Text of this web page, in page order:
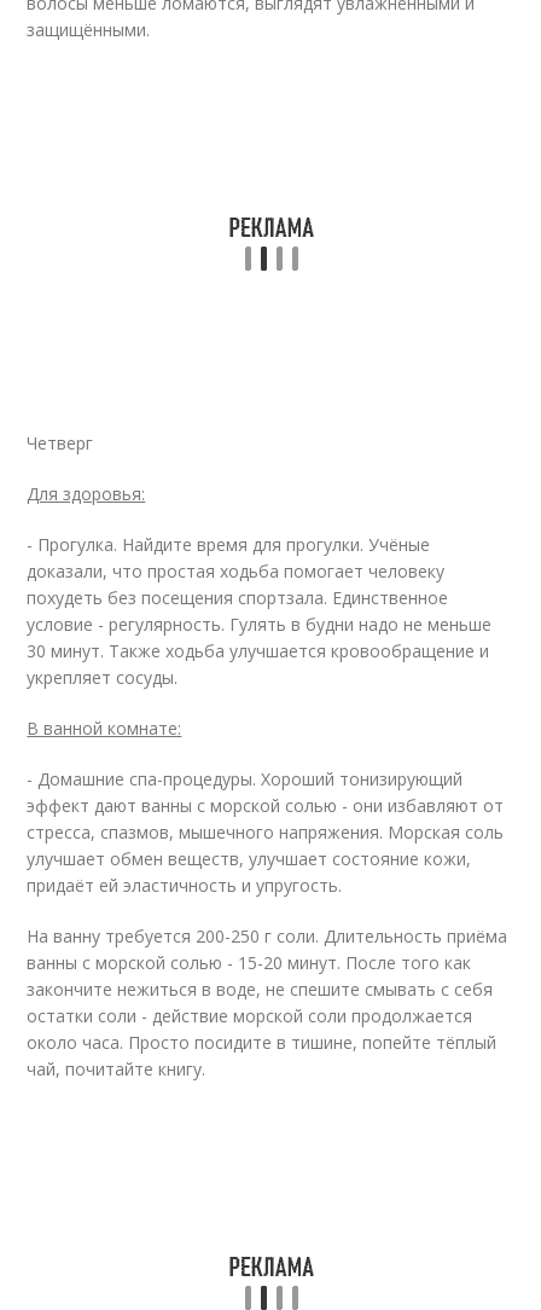
защищёнными.
Четверг
Для здоровья:
- Прогулка. Найдите время для прогулки. Учёные
доказали, что простая ходьба помогает человеку
похудеть без посещения спортзала. Единственное
условие - регулярность. Гулять в будни надо не меньше
30 минут. Также ходьба улучшается кровообращение и
укрепляет сосуды.
В ванной комнате:
- Домашние спа-процедуры. Хороший тонизирующий
эффект дают ванны с морской солью - они избавляют от
стресса, спазмов, мышечного напряжения. Морская соль
улучшает обмен веществ, улучшает состояние кожи,
придаёт ей эластичность и упругость.
На ванну требуется 200-250 г соли. Длительность приёма
ванны с морской солью - 15-20 минут. После того как
закончите нежиться в воде, не спешите смывать с себя
остатки соли - действие морской соли продолжается
около часа. Просто посидите в тишине, попейте тёплый
чай, почитайте книгу.